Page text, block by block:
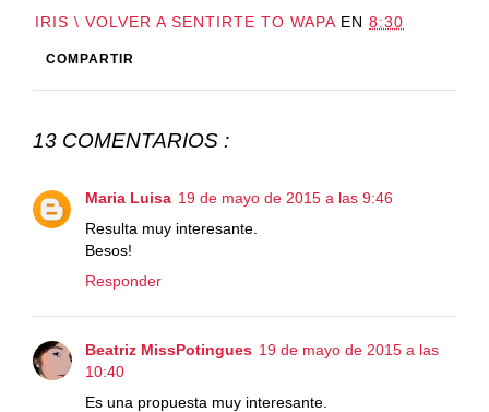
IRIS \ VOLVER A SENTIRTE TO WAPA EN 8:30
COMPARTIR
13 COMENTARIOS :
Maria Luisa 19 de mayo de 2015 a las 9:46
Resulta muy interesante.
Besos!
Responder
Beatriz MissPotingues 19 de mayo de 2015 a las
10:40
Es una propuesta muy interesante.